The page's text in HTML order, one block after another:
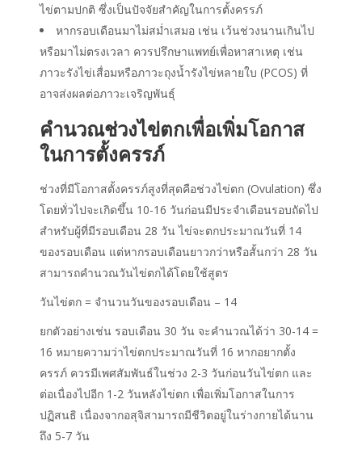
ไข่ตามปกติ ซึ่งเป็นปัจจัยสำคัญในการตั้งครรภ์
หากรอบเดือนมาไม่สม่ำเสมอ เช่น เว้นช่วงนานเกินไป
หรือมาไม่ตรงเวลา ควรปรึกษาแพทย์เพื่อหาสาเหตุ เช่น
ภาวะรังไข่เสื่อมหรือภาวะถุงน้ำรังไข่หลายใบ (PCOS) ที่
อาจส่งผลต่อภาวะเจริญพันธุ์
คำนวณช่วงไข่ตกเพื่อเพิ่มโอกาส
ในการตั้งครรภ์
ช่วงที่มีโอกาสตั้งครรภ์สูงที่สุดคือช่วงไข่ตก (Ovulation) ซึ่ง
โดยทั่วไปจะเกิดขึ้น 10-16 วันก่อนมีประจำเดือนรอบถัดไป
สำหรับผู้ที่มีรอบเดือน 28 วัน ไข่จะตกประมาณวันที่ 14
ของรอบเดือน แต่หากรอบเดือนยาวกว่าหรือสั้นกว่า 28 วัน
สามารถคำนวณวันไข่ตกได้โดยใช้สูตร
วันไข่ตก = จำนวนวันของรอบเดือน – 14
ยกตัวอย่างเช่น รอบเดือน 30 วัน จะคำนวณได้ว่า 30-14 =
16 หมายความว่าไข่ตกประมาณวันที่ 16 หากอยากตั้ง
ครรภ์ ควรมีเพศสัมพันธ์ในช่วง 2-3 วันก่อนวันไข่ตก และ
ต่อเนื่องไปอีก 1-2 วันหลังไข่ตก เพื่อเพิ่มโอกาสในการ
ปฏิสนธิ เนื่องจากอสุจิสามารถมีชีวิตอยู่ในร่างกายได้นาน
ถึง 5-7 วัน